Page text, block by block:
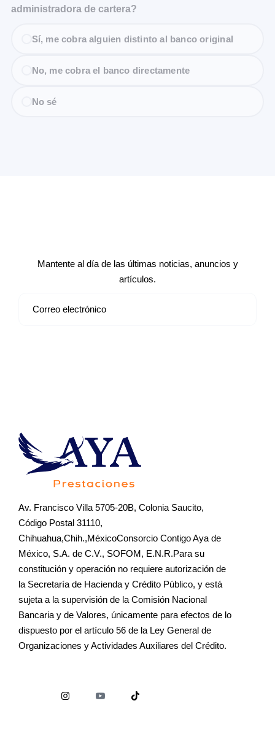
administradora de cartera?
Sí, me cobra alguien distinto al banco original
No, me cobra el banco directamente
No sé
Mantente al día de las últimas noticias, anuncios y
artículos.
Av. Francisco Villa 5705-20B, Colonia Saucito,
Código Postal 31110,
Chihuahua,Chih.,MéxicoConsorcio Contigo Aya de
México, S.A. de C.V., SOFOM, E.N.R.Para su
constitución y operación no requiere autorización de
la Secretaría de Hacienda y Crédito Público, y está
sujeta a la supervisión de la Comisión Nacional
Bancaria y de Valores, únicamente para efectos de lo
dispuesto por el artículo 56 de la Ley General de
Organizaciones y Actividades Auxiliares del Crédito.